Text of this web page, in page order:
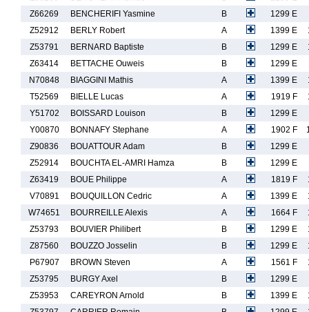
Z66269
BENCHERIFI Yasmine B
1299 E
Z52912
BERLY Robert A 1399 E
Z53791
BERNARD Baptiste B 1299 E
Z63414
BETTACHE Ouweis B
1299 E
N70848
BIAGGINI Mathis A 1399 E
T52569
BIELLE Lucas A 1919 F
Y51702
BOISSARD Louison B
1299 E
Y00870
BONNAFY Stephane A 1902 F
Z90836
BOUATTOUR Adam B
1299 E
Z52914
BOUCHTA EL-AMRI Hamza B
1299 E
Z63419
BOUE Philippe A 1819 F
V70891
BOUQUILLON Cedric A 1399 E
W74651
BOURREILLE Alexis A 1664 F
Z53793
BOUVIER Philibert B 1299 E
Z87560
BOUZZO Josselin B 1299 E
P67907
BROWN Steven A 1561 F
Z53795
BURGY Axel B
1299 E
Z53953
CAREYRON Arnold B 1399 E